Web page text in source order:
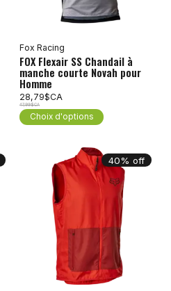
Fox Racing
FOX Flexair SS Chandail à
manche courte Novah pour
Homme
28,79$CA
47,99$CA
Choix d'options
40% off